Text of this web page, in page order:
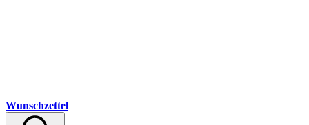
Wunschzettel